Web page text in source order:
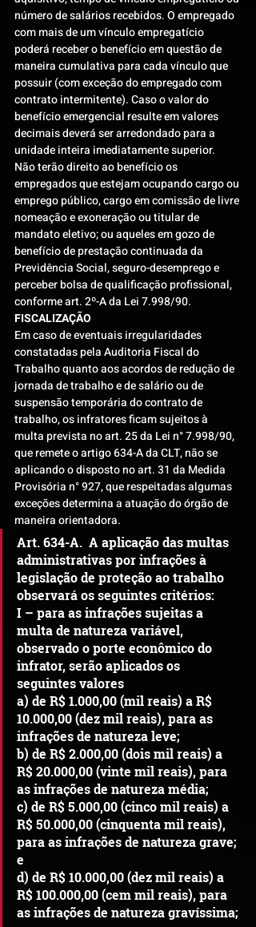
número de salários recebidos. O empregado
com mais de um vínculo empregatício
poderá receber o benefício em questão de
maneira cumulativa para cada vínculo que
possuir (com exceção do empregado com
contrato intermitente). Caso o valor do
benefício emergencial resulte em valores
decimais deverá ser arredondado para a
unidade inteira imediatamente superior.
Não terão direito ao benefício os
empregados que estejam ocupando cargo ou
emprego público, cargo em comissão de livre
nomeação e exoneração ou titular de
mandato eletivo; ou aqueles em gozo de
benefício de prestação continuada da
Previdência Social, seguro-desemprego e
perceber bolsa de qualificação profissional,
conforme art. 2º-A da Lei 7.998/90.
FISCALIZAÇÃO
Em caso de eventuais irregularidades
constatadas pela Auditoria Fiscal do
Trabalho quanto aos acordos de redução de
jornada de trabalho e de salário ou de
suspensão temporária do contrato de
trabalho, os infratores ficam sujeitos à
multa prevista no art. 25 da Lei n° 7.998/90,
que remete o artigo 634-A da CLT, não se
aplicando o disposto no art. 31 da Medida
Provisória n° 927, que respeitadas algumas
exceções determina a atuação do órgão de
maneira orientadora.
Art. 634-A.  A aplicação das multas
administrativas por infrações à
legislação de proteção ao trabalho
observará os seguintes critérios:
I – para as infrações sujeitas a
multa de natureza variável,
observado o porte econômico do
infrator, serão aplicados os
seguintes valores
a) de R$ 1.000,00 (mil reais) a R$
10.000,00 (dez mil reais), para as
infrações de natureza leve;
b) de R$ 2.000,00 (dois mil reais) a
R$ 20.000,00 (vinte mil reais), para
as infrações de natureza média;
c) de R$ 5.000,00 (cinco mil reais) a
R$ 50.000,00 (cinquenta mil reais),
para as infrações de natureza grave;
e
d) de R$ 10.000,00 (dez mil reais) a
R$ 100.000,00 (cem mil reais), para
as infrações de natureza gravíssima;